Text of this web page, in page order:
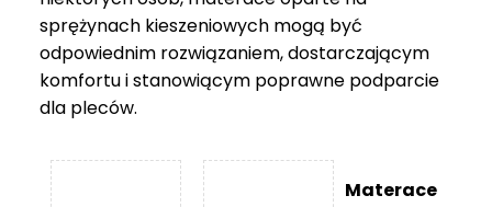
sprężynach kieszeniowych mogą być
odpowiednim rozwiązaniem, dostarczającym
komfortu i stanowiącym poprawne podparcie
dla pleców.
Materace